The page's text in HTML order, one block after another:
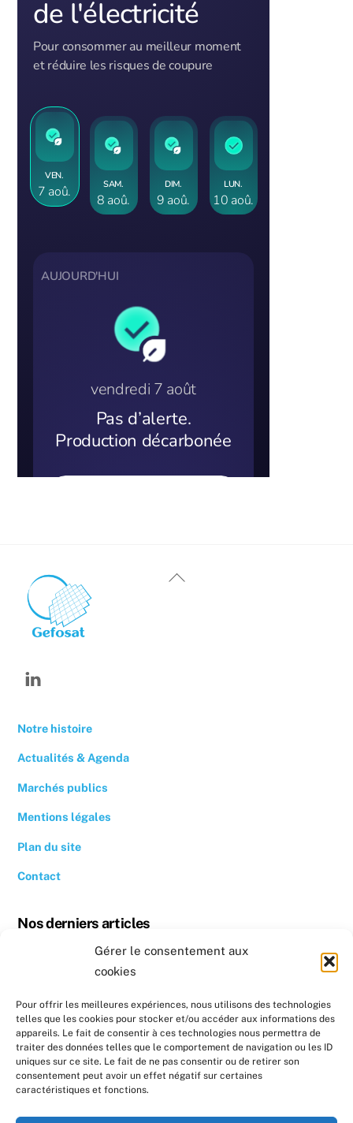
Gérer le consentement aux
cookies
Pour offrir les meilleures expériences, nous utilisons des technologies
telles que les cookies pour stocker et/ou accéder aux informations des
appareils. Le fait de consentir à ces technologies nous permettra de
traiter des données telles que le comportement de navigation ou les ID
uniques sur ce site. Le fait de ne pas consentir ou de retirer son
consentement peut avoir un effet négatif sur certaines
caractéristiques et fonctions.
Back
Notre histoire
Actualités & Agenda
Marchés publics
Mentions légales
Plan du site
Contact
Nos derniers articles
Revoir la conférence « Quand se chauffer devient un luxe »
Nos prochains évènements
Formation : Réaliser un diagnostic sociotechnique au
domicile de ménages en précarité énergétique
Formation : Réaliser un diagnostic sociotechnique au